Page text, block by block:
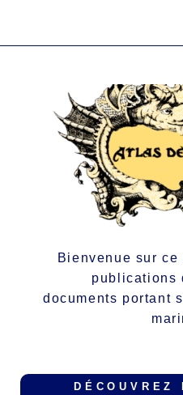
Bienvenue sur
publications
documents portant
DÉCOUVREZ